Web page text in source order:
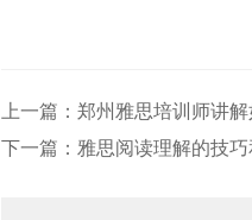
上一篇： 郑州雅思培训师讲
下一篇： 雅思阅读理解的技巧